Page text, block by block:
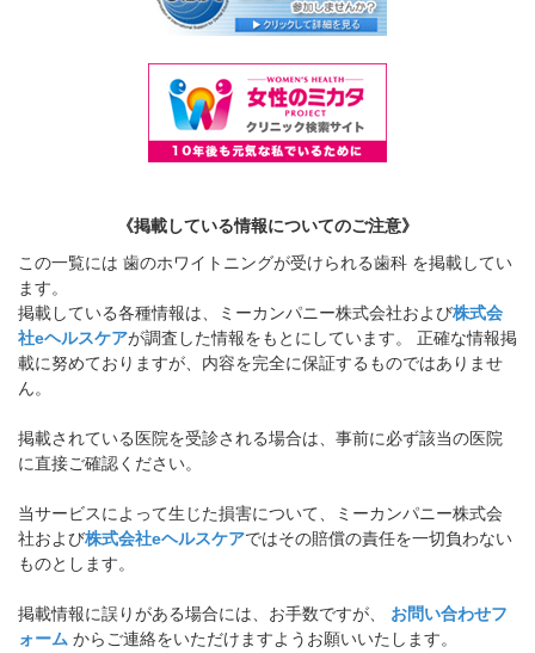
《掲載している情報についてのご注意》
この一覧には 歯のホワイトニングが受けられる歯科 を掲載してい
ます。
掲載している各種情報は、ミーカンパニー株式会社および株式会
社eヘルスケアが調査した情報をもとにしています。 正確な情報掲
載に努めておりますが、内容を完全に保証するものではありませ
ん。
掲載されている医院を受診される場合は、事前に必ず該当の医院
に直接ご確認ください。
当サービスによって生じた損害について、ミーカンパニー株式会
社および株式会社eヘルスケアではその賠償の責任を一切負わない
ものとします。
掲載情報に誤りがある場合には、お手数ですが、 お問い合わせフ
ォーム からご連絡をいただけますようお願いいたします。